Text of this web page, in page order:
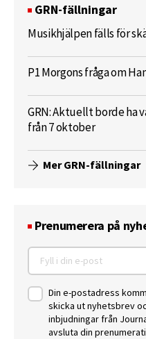
GRN-fällningar
Musikhjälpen fälls för
P1 Morgons fråga om
GRN: Aktuellt borde ha
från 7 oktober
Mer GRN-fällningar
Prenumerera på
Din e-postadress
skicka ut nyhetsbrev
inbjudningar från
avsluta din